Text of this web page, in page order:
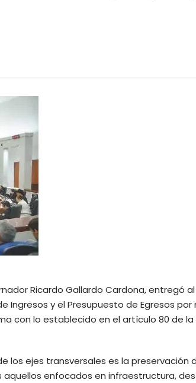
Ricardo Gallardo Cardona, entregó
Ingresos y el Presupuesto de Egresos por
con lo establecido en el artículo 80 de
los ejes transversales es la preservación
enfocados en infraestructura,